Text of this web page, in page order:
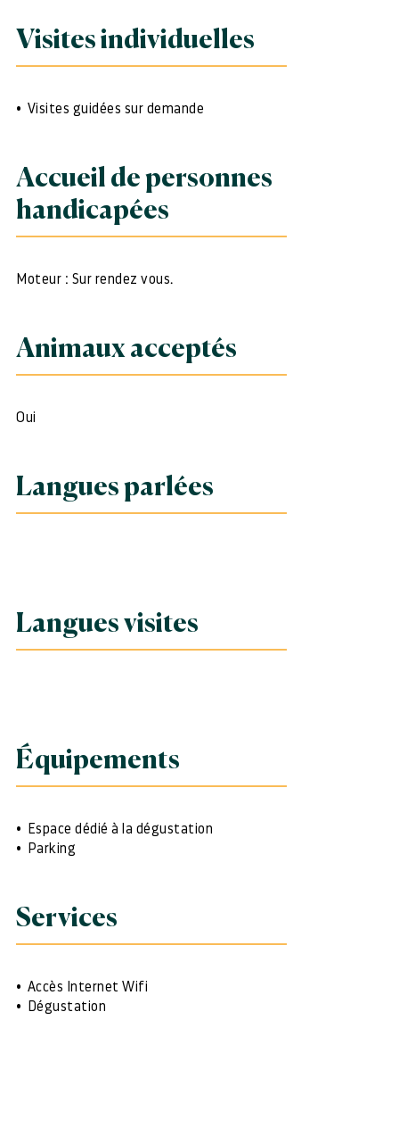
Visites individuelles
Visites guidées sur demande
Accueil de personnes
handicapées
Moteur : Sur rendez vous.
Animaux acceptés
Oui
Langues parlées
Langues visites
Équipements
Espace dédié à la dégustation
Parking
Services
Accès Internet Wifi
Dégustation